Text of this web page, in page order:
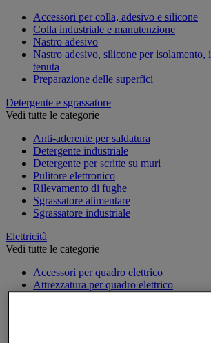
Accessori per colla, adesivo e silicone
Colla industriale e manutenzione
Nastro adesivo
Nastro adesivo, silicone per isolamento,
tenuta
Preparazione delle superfici
Detergente e sgrassatore
Vedi tutte le categorie
Anti-aderente per saldatura
Detergente industriale
Detergente per scritte su muri
Pulitore elettronico
Rilevamento di fughe
Sgrassatore alimentare
Sgrassatore industriale
Elettricità
Vedi tutte le categorie
Accessori per quadro elettrico
Attrezzatura per quadro elettrico